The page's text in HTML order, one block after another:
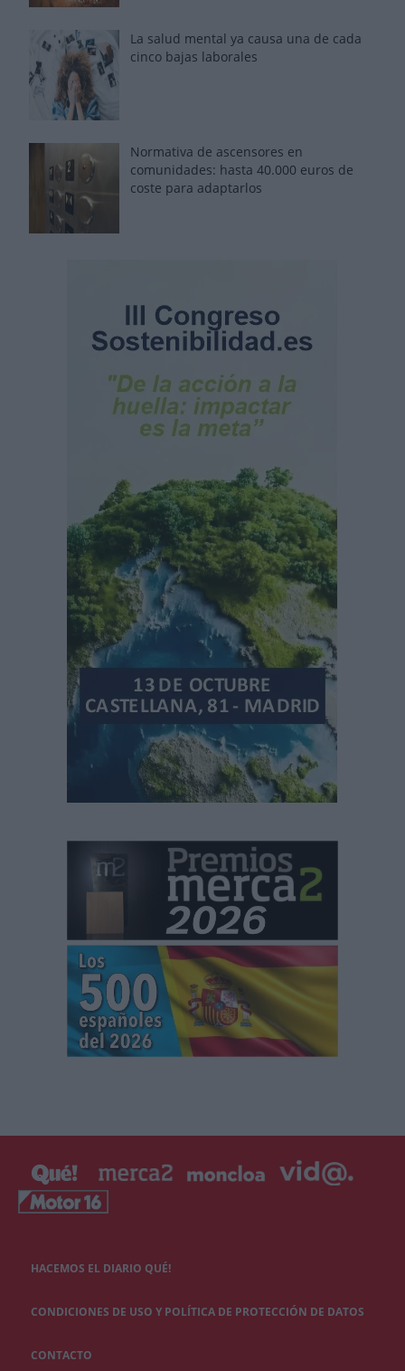
La salud mental ya causa una de cada
cinco bajas laborales
Normativa de ascensores en
comunidades: hasta 40.000 euros de
coste para adaptarlos
HACEMOS EL DIARIO QUÉ!
CONDICIONES DE USO Y POLÍTICA DE PROTECCIÓN DE DATOS
CONTACTO